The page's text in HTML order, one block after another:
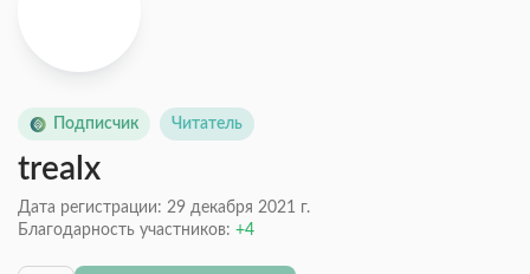
Подписчик Читатель
trealx
Дата регистрации: 29 декабря 2021 г.
Благодарность участников:
4